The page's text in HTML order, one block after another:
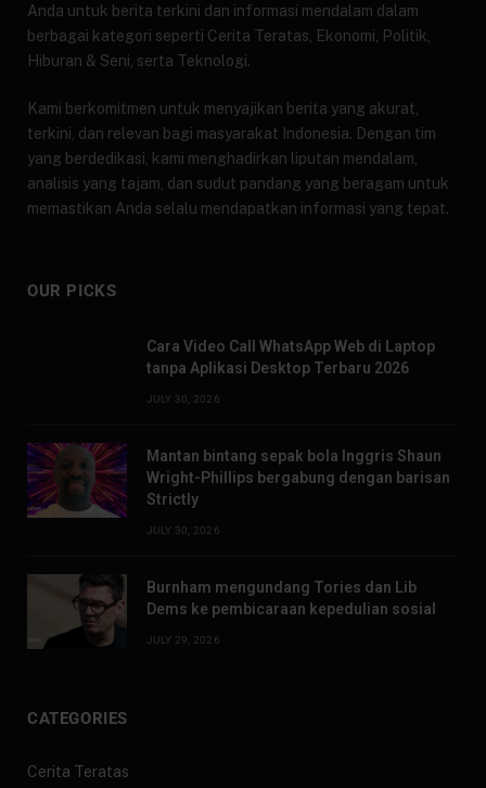
Anda untuk berita terkini dan informasi mendalam dalam
berbagai kategori seperti Cerita Teratas, Ekonomi, Politik,
Hiburan & Seni, serta Teknologi.
Kami berkomitmen untuk menyajikan berita yang akurat,
terkini, dan relevan bagi masyarakat Indonesia. Dengan tim
yang berdedikasi, kami menghadirkan liputan mendalam,
analisis yang tajam, dan sudut pandang yang beragam untuk
memastikan Anda selalu mendapatkan informasi yang tepat.
OUR PICKS
Cara Video Call WhatsApp Web di Laptop
tanpa Aplikasi Desktop Terbaru 2026
JULY 30, 2026
Mantan bintang sepak bola Inggris Shaun
Wright-Phillips bergabung dengan barisan
Strictly
JULY 30, 2026
Burnham mengundang Tories dan Lib
Dems ke pembicaraan kepedulian sosial
JULY 29, 2026
CATEGORIES
Cerita Teratas